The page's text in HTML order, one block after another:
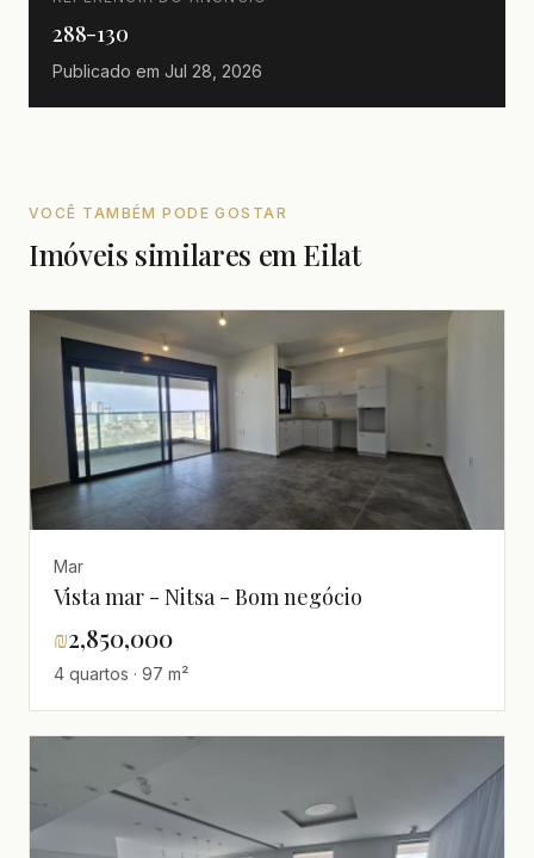
288-130
Publicado em Jul 28, 2026
VOCÊ TAMBÉM PODE GOSTAR
Imóveis similares em Eilat
Mar
Vista mar - Nitsa - Bom negócio
₪2,850,000
4 quartos · 97 m²